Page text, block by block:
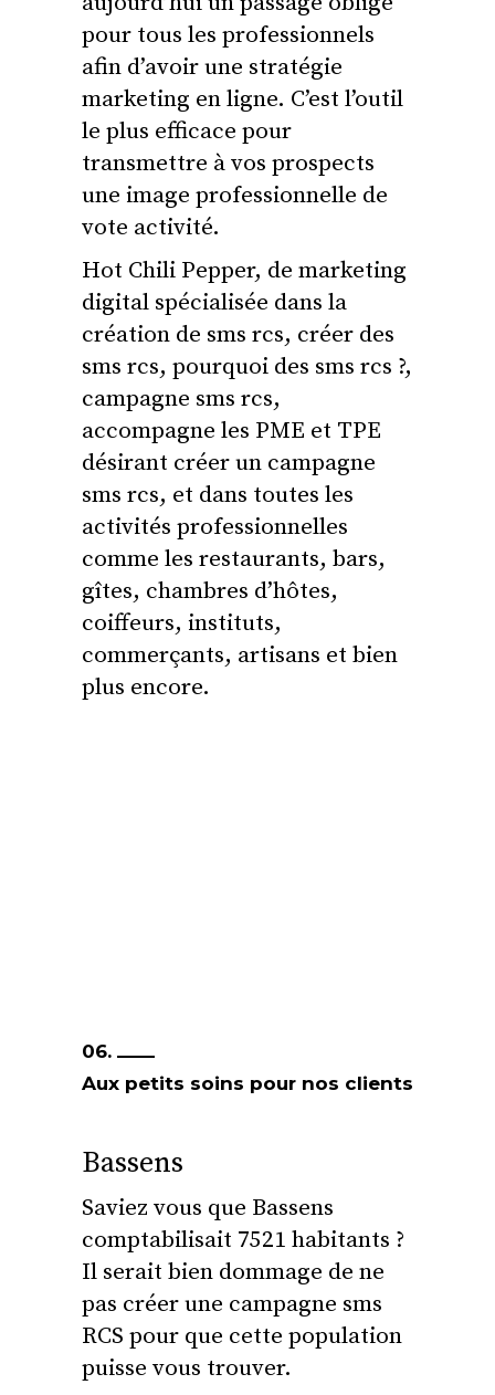
pour tous les professionnels
afin d’avoir une stratégie
marketing en ligne. C’est l’outil
le plus efficace pour
transmettre à vos prospects
une image professionnelle de
vote activité.
Hot Chili Pepper, de marketing
digital spécialisée dans la
création de sms rcs, créer des
sms rcs, pourquoi des sms rcs ?,
campagne sms rcs,
accompagne les PME et TPE
désirant créer un campagne
sms rcs, et dans toutes les
activités professionnelles
comme les restaurants, bars,
gîtes, chambres d’hôtes,
coiffeurs, instituts,
commerçants, artisans et bien
plus encore.
06.
Aux petits soins pour nos clients
Bassens
Saviez vous que Bassens
comptabilisait 7521 habitants ?
Il serait bien dommage de ne
pas créer une campagne sms
RCS pour que cette population
puisse vous trouver.